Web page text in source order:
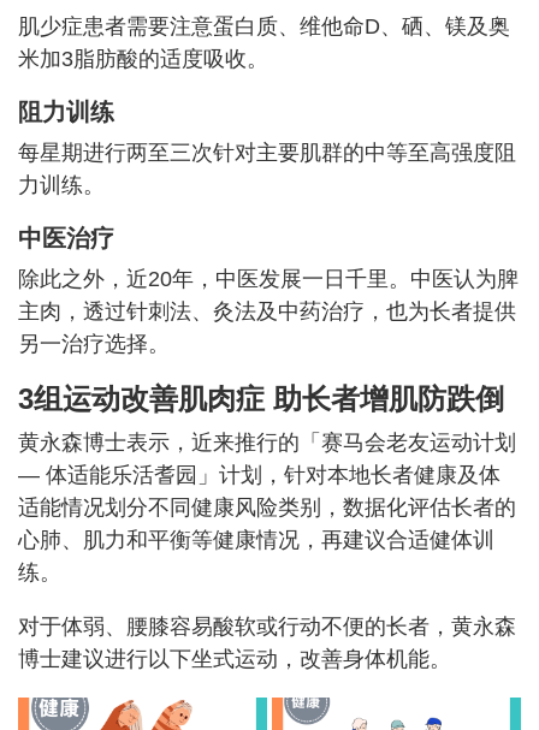
肌少症患者需要注意蛋白质、维他命D、硒、镁及奥
米加3脂肪酸的适度吸收。
阻力训练
每星期进行两至三次针对主要肌群的中等至高强度阻
力训练。
中医治疗
除此之外，近20年，中医发展一日千里。中医认为脾
主肉，透过针刺法、灸法及中药治疗，也为长者提供
另一治疗选择。
3组运动改善肌肉症 助长者增肌防跌倒
黄永森博士表示，近来推行的「赛马会老友运动计划
— 体适能乐活耆园」计划，针对本地长者健康及体
适能情况划分不同健康风险类别，数据化评估长者的
心肺、肌力和平衡等健康情况，再建议合适健体训
练。
对于体弱、腰膝容易酸软或行动不便的长者，黄永森
博士建议进行以下坐式运动，改善身体机能。